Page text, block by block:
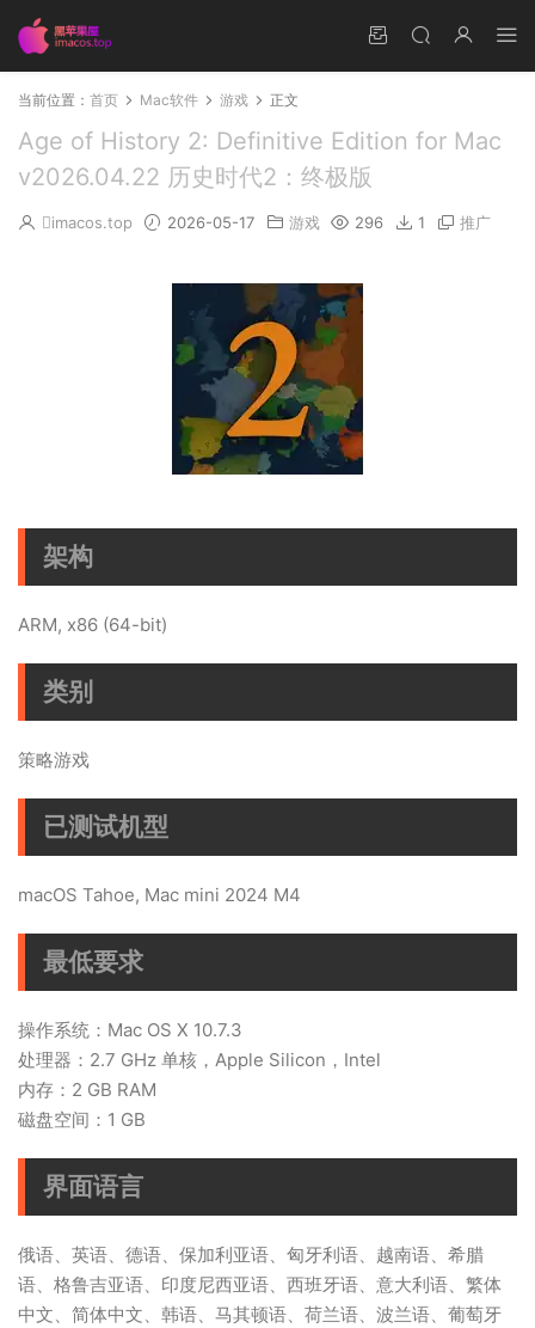
当前位置： 首页 Mac软件 游戏 正文
Age of History 2: Definitive Edition for Mac
v2026.04.22 历史时代2：终极版
imacos.top 2026-05-17 游戏 296 1 推广
架构
ARM, x86 (64-bit)
类别
策略游戏
已测试机型
macOS Tahoe, Mac mini 2024 M4
最低要求
操作系统：Mac OS X 10.7.3
处理器：2.7 GHz 单核，Apple Silicon，Intel
内存：2 GB RAM
磁盘空间：1 GB
界面语言
俄语、英语、德语、保加利亚语、匈牙利语、越南语、希腊
语、格鲁吉亚语、印度尼西亚语、西班牙语、意大利语、繁体
中文、简体中文、韩语、马其顿语、荷兰语、波兰语、葡萄牙